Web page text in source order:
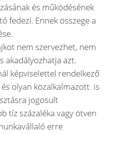
és működésének
fedezi. Ennek összege a
nem szervezhet, nem
akadályozhatja azt.
képviselettel rendelkező
olyan közalkalmazott is
jogosult
tíz százaléka vagy ötven
erre